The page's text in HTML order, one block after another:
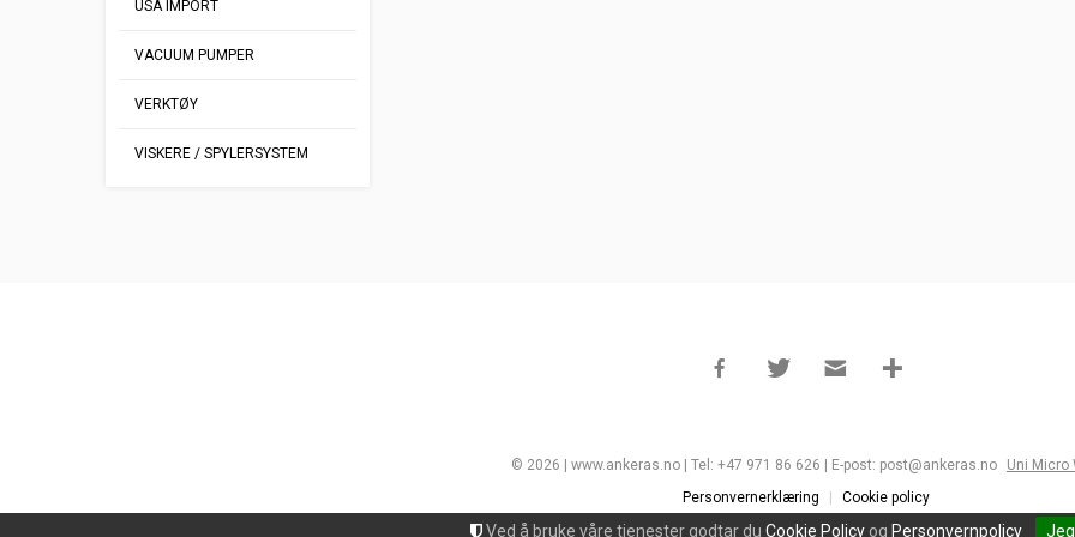
Ved å bruke våre tjenester godtar du Cookie Policy og Personvernpolicy
USA IMPORT
VACUUM PUMPER
VERKTØY
VISKERE / SPYLERSYSTEM
© 2026 | www.ankeras.no | Tel: +47 971 86 626 | E-post: post@ankeras.no
Uni Micro
Personvernerklæring
Cookie policy